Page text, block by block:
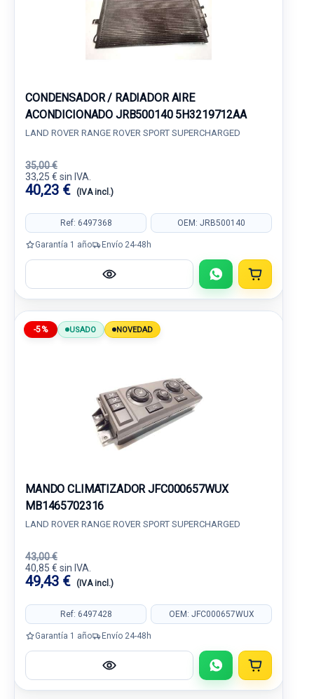
CONDENSADOR / RADIADOR AIRE
ACONDICIONADO JRB500140 5H3219712AA
LAND ROVER RANGE ROVER SPORT SUPERCHARGED
35,00 €
33,25 € sin IVA.
40,23 € (IVA incl.)
Ref: 6497368 OEM: JRB500140
Garantía 1 año Envío 24-48h
-5% USADO NOVEDAD
MANDO CLIMATIZADOR JFC000657WUX
MB1465702316
LAND ROVER RANGE ROVER SPORT SUPERCHARGED
43,00 €
40,85 € sin IVA.
49,43 € (IVA incl.)
Ref: 6497428 OEM: JFC000657WUX
Garantía 1 año Envío 24-48h